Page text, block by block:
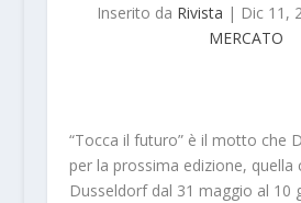
Inserito da Rivista | Dic 11,
MERCATO
“Tocca il futuro” è il motto che
per la prossima edizione, quella
Dusseldorf dal 31 maggio al 10